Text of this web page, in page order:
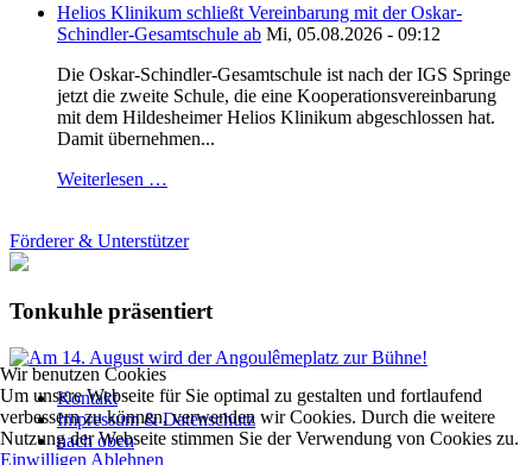
Helios Klinikum schließt Vereinbarung mit der Oskar-
Schindler-Gesamtschule ab Mi, 05.08.2026 - 09:12
Die Oskar-Schindler-Gesamtschule ist nach der IGS Springe
jetzt die zweite Schule, die eine Kooperationsvereinbarung
mit dem Hildesheimer Helios Klinikum abgeschlossen hat.
Damit übernehmen...
Weiterlesen …
Förderer & Unterstützer
Tonkuhle präsentiert
Kontakt
Impressum & Datenschutz
nach oben
Wir benutzen Cookies
Um unsere Webseite für Sie optimal zu gestalten und fortlaufend
verbessern zu können, verwenden wir Cookies. Durch die weitere
Nutzung der Webseite stimmen Sie der Verwendung von Cookies zu.
Einwilligen Ablehnen